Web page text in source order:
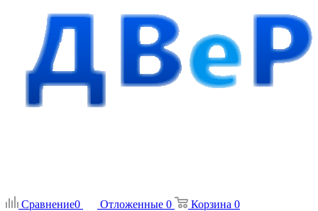
Сравнение0 Отложенные 0 Корзина 0